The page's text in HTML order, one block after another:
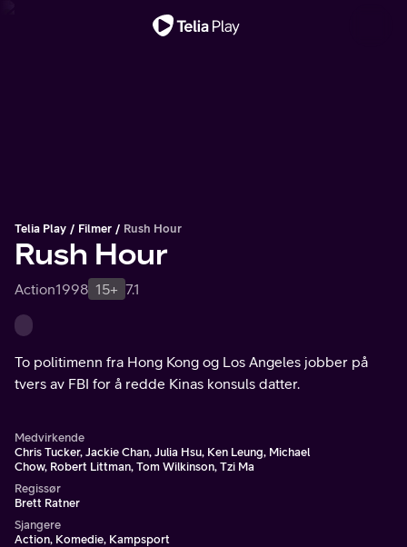
Telia Play Filmer Rush Hour
Rush Hour
Action1998 15+ 7.1
To politimenn fra Hong Kong og Los Angeles jobber på
tvers av FBI for å redde Kinas konsuls datter.
Medvirkende
Chris Tucker, Jackie Chan, Julia Hsu, Ken Leung, Michael
Chow, Robert Littman, Tom Wilkinson, Tzi Ma
Regissør
Brett Ratner
Sjangere
Action, Komedie, Kampsport